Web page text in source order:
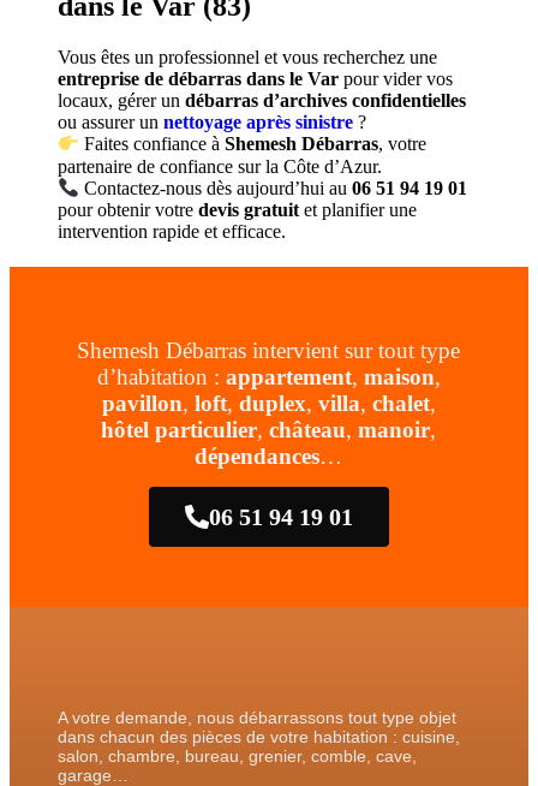
Vous êtes un professionnel et vous recherchez une
entreprise de débarras dans le Var pour vider vos
locaux, gérer un débarras d’archives confidentielles
ou assurer un nettoyage après sinistre ?
Faites confiance àShemesh Débarras, votre
partenaire de confiance sur la Côte d’Azur.
Contactez-nous dès aujourd’hui au06 51 94 19 01
pour obtenir votre devis gratuit et planifier une
intervention rapide et efficace.
Shemesh Débarras intervient sur tout type
d’habitation : appartement, maison,
pavillon, loft, duplex, villa, chalet,
hôtel particulier,château,manoir,
dépendances…
06 51 94 19 01
A votre demande, nous débarrassons tout type objet
dans chacun des pièces de votre habitation : cuisine,
salon, chambre, bureau, grenier, comble, cave,
garage…